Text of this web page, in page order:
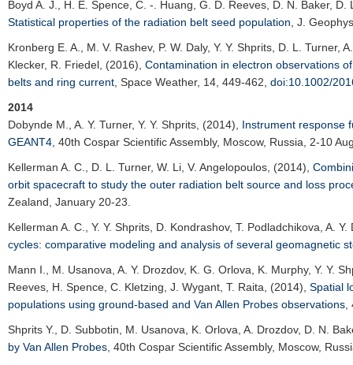
Boyd A. J., H. E. Spence, C. -. Huang, G. D. Reeves, D. N. Baker,
Statistical properties of the radiation belt seed population J.
Kronberg E. A.
, M. V. Rashev, P. W. Daly, Y. Y. Shprits, D. L.
Klecker, R. Friedel, (2016), Contamination in electron observations
belts and ring current Space Weather, 14, 449-462, doi:10.1002/
2014
Dobynde M.
, A. Y. Turner, Y. Y. Shprits, (2014), Instrument response
GEANT4 40th Cospar Scientific Assembly, Moscow, Russia, 2-10
Kellerman A. C.
, D. L. Turner, W. Li, V. Angelopoulos, (2014),
orbit spacecraft to study the outer radiation belt source and loss
Zealand, January 20-23.
Kellerman A. C.
, Y. Y. Shprits, D. Kondrashov, T. Podladchikova, A.
cycles: comparative modeling and analysis of several geomagnetic
Mann I.
, M. Usanova, A. Y. Drozdov, K. G. Orlova, K. Murphy, Y. Y.
Reeves, H. Spence, C. Kletzing, J. Wygant, T. Raita, (2014), Spatial
populations using ground-based and Van Allen Probes observations
Shprits Y.
, D. Subbotin, M. Usanova, K. Orlova, A. Drozdov, D. N.
by Van Allen Probes 40th Cospar Scientific Assembly, Moscow,